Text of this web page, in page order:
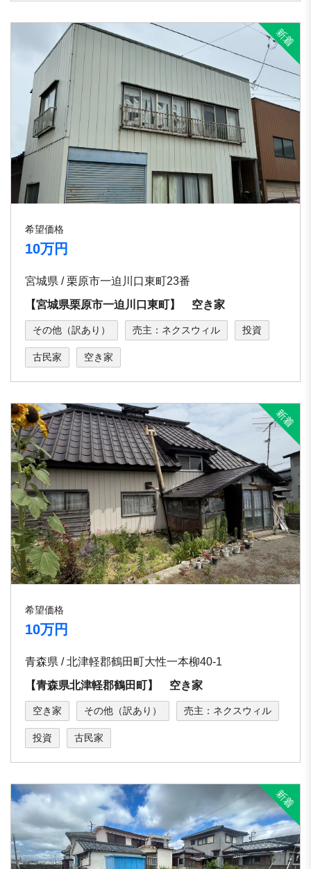
希望価格
10万円
宮城県 / 栗原市一迫川口東町23番
【宮城県栗原市一迫川口東町】 空き家
その他（訳あり） 売主：ネクスウィル 投資
古民家 空き家
希望価格
10万円
青森県 / 北津軽郡鶴田町大性一本柳40-1
【青森県北津軽郡鶴田町】 空き家
空き家 その他（訳あり） 売主：ネクスウィル
投資 古民家